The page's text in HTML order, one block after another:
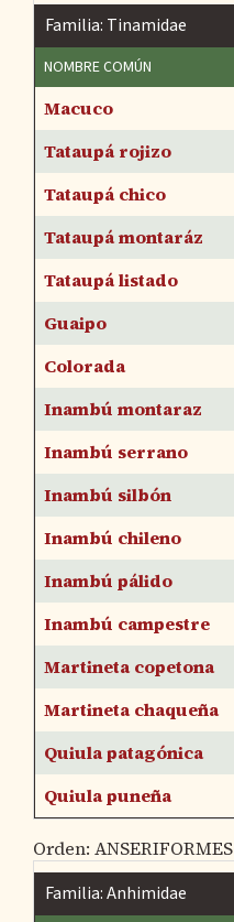
Familia: Tinamidae
NOMBRE COMÚN
Macuco
Tataupá rojizo
Tataupá chico
Tataupá montaráz
Tataupá listado
Guaipo
Colorada
Inambú montaraz
Inambú serrano
Inambú silbón
Inambú chileno
Inambú pálido
Inambú campestre
Martineta copetona
Martineta chaqueña
Quiula patagónica
Quiula puneña
Orden: ANSERIFORMES
Familia: Anhimidae